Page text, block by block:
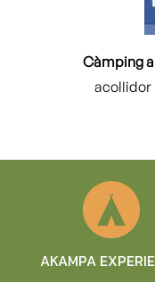
Càmping
acollidor
AKAMPA